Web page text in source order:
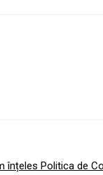
înțeles Politica de